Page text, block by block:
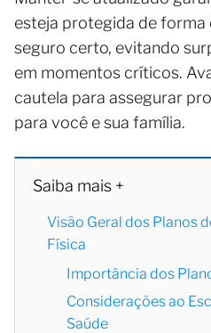
esteja protegida de forma
seguro certo, evitando
em momentos críticos.
cautela para assegurar
para você e sua família.
Saiba mais +
Visão Geral dos Planos
Física
Importância dos
Considerações ao
Saúde